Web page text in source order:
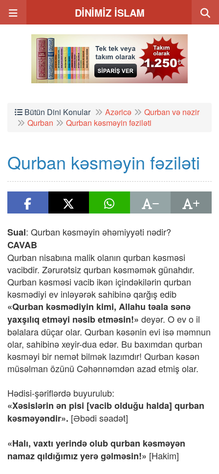
DİNİMİZ İSLAM
Bütün Dini Konular Azəricə
Qurban və nəzir
Qurban
Qurban kəsməyin fəziləti
Qurban kəsməyin fəziləti
Sual: Qurban kəsməyin əhəmiyyəti nədir?
CAVAB
Qurban nisabına malik olanın qurban kəsməsi
vacibdir. Zərurətsiz qurban kəsməmək günahdır.
Qurban kəsməsi vacib ikən içindəkilərin qurban
kəsmədiyi ev inləyərək sahibinə qarğış edib
«Qurban kəsmədiyin kimi, Allahu təala sənə
yaxşılıq etməyi nəsib etməsin!» deyər. O ev o il
bəlalara düçar olar. Qurban kəsənin evi isə məmnun
olar, sahibinə xeyir-dua edər. Bu baxımdan qurban
kəsməyi bir nemət bilmək lazımdır! Qurban kəsən
müsəlman özünü Cəhənnəmdən azad etmiş olar.
Hədisi-şəriflərdə buyurulub:
«Xəsislərin ən pisi [vacib olduğu halda] qurban
kəsməyəndir». [Əbədi səadət]
«Halı, vaxtı yerində olub qurban kəsməyən
namaz qıldığımız yerə gəlməsin!» [Hakim]